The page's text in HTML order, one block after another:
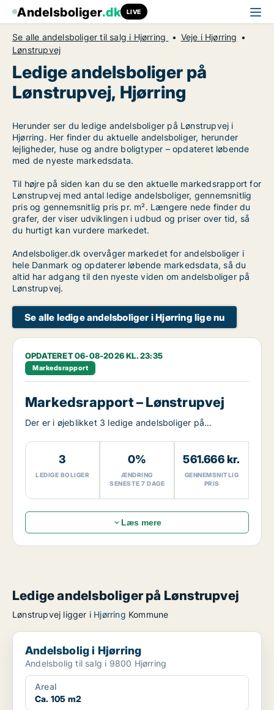
Andelsboliger.dk LIVE
Se alle andelsboliger til salg i Hjørring
Veje i Hjørring
Lønstrupvej
Ledige andelsboliger på
Lønstrupvej, Hjørring
Herunder ser du ledige andelsboliger på Lønstrupvej i
Hjørring. Her finder du aktuelle andelsboliger, herunder
lejligheder, huse og andre boligtyper – opdateret løbende
med de nyeste markedsdata.
Til højre på siden kan du se den aktuelle markedsrapport for
Lønstrupvej med antal ledige andelsboliger, gennemsnitlig
pris og gennemsnitlig pris pr. m². Længere nede finder du
grafer, der viser udviklingen i udbud og priser over tid, så
du hurtigt kan vurdere markedet.
Andelsboliger.dk overvåger markedet for andelsboliger i
hele Danmark og opdaterer løbende markedsdata, så du
altid har adgang til den nyeste viden om andelsboliger på
Lønstrupvej.
Se alle ledige andelsboliger i Hjørring lige nu
OPDATERET 06-08-2026 KL. 23:35
Markedsrapport
Markedsrapport – Lønstrupvej
Der er i øjeblikket 3 ledige andelsboliger på
3
LEDIGE BOLIGER
0%
ÆNDRING
SENESTE 7 DAGE
561.666 kr.
GENNEMSNITLIG
PRIS
Læs mere
Ledige andelsboliger på Lønstrupvej
Lønstrupvej ligger i Hjørring Kommune
Andelsbolig i Hjørring
Andelsbolig i Hjørring
Andelsbolig til salg i 9800 Hjørring
Areal
Ca. 105 m2